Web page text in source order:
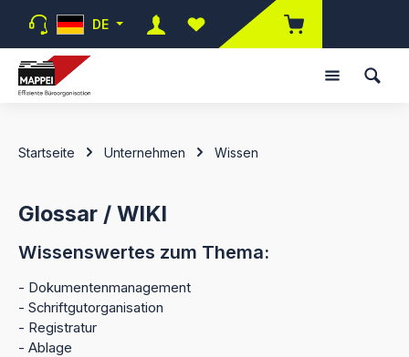
Zum Hauptinhalt springen
DE
Du hast 0 Produkte auf dem
Startseite Unternehmen Wissen
Glossar / WIKI
Wissenswertes zum Thema:
- Dokumentenmanagement
- Schriftgutorganisation
- Registratur
- Ablage